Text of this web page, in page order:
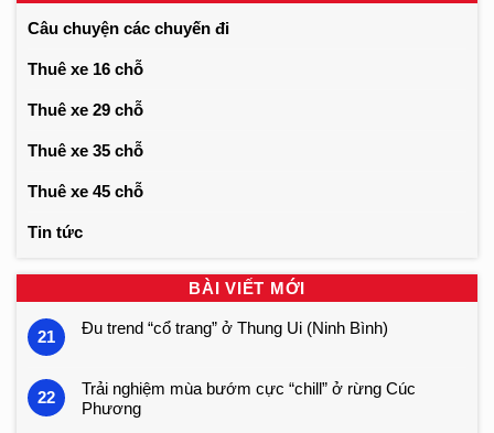
Câu chuyện các chuyến đi
Thuê xe 16 chỗ
Thuê xe 29 chỗ
Thuê xe 35 chỗ
Thuê xe 45 chỗ
Tin tức
BÀI VIẾT MỚI
21 Đu trend “cổ trang” ở Thung Ui (Ninh Bình)
22
Trải nghiệm mùa bướm cực “chill” ở rừng Cúc
Phương